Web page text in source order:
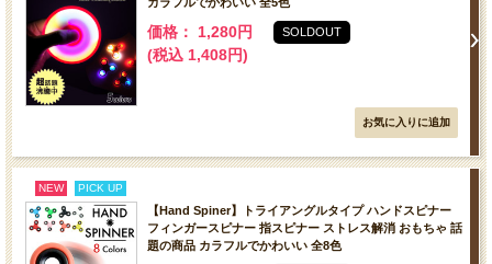
価格： 1,280円
(税込 1,408円)
SOLDOUT
NEW PICK UP
【Hand Spiner】トライアングルタイプ ハンドスピナー
フィンガースピナー 指スピナー ストレス解消 おもちゃ 話
題の商品 カラフルでかわいい 全8色